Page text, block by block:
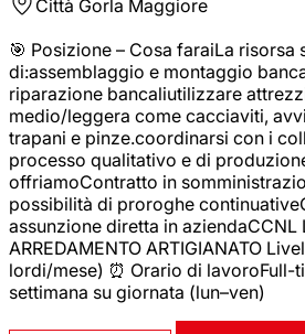
Città Gorla Maggiore
🎯 Posizione – Cosa faraiLa
di:assemblaggio e montaggio
riparazione bancaliutilizzare
medio/leggera come cacciaviti,
trapani e pinze.coordinarsi con i
processo qualitativo e di
offriamoContratto in
possibilità di proroghe
assunzione diretta in aziendaCCNL
ARREDAMENTO ARTIGIANATO
lordi/mese) ⏰ Orario di lavoroFull-
settimana su giornata (lun–ven)